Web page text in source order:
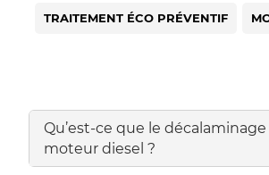
TRAITEMENT ÉCO PRÉVENTIF
Qu’est-ce que le décalaminage
moteur diesel ?